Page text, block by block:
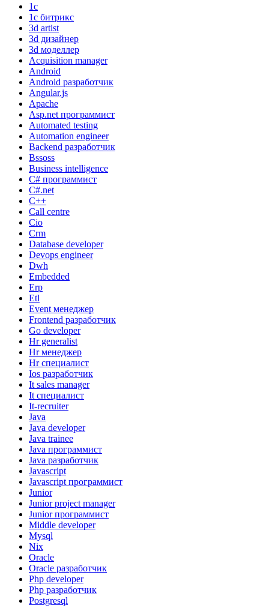
1с
1с битрикс
3d artist
3d дизайнер
3d моделлер
Acquisition manager
Android
Android разработчик
Angular.js
Apache
Asp.net программист
Automated testing
Automation engineer
Backend разработчик
Bssoss
Business intelligence
C# программист
C#.net
C++
Call centre
Cio
Crm
Database developer
Devops engineer
Dwh
Embedded
Erp
Etl
Event менеджер
Frontend разработчик
Go developer
Hr generalist
Hr менеджер
Hr специалист
Ios разработчик
It sales manager
It специалист
It-recruiter
Java
Java developer
Java trainee
Java программист
Java разработчик
Javascript
Javascript программист
Junior
Junior project manager
Junior программист
Middle developer
Mysql
Nix
Oracle
Oracle разработчик
Php developer
Php разработчик
Postgresql